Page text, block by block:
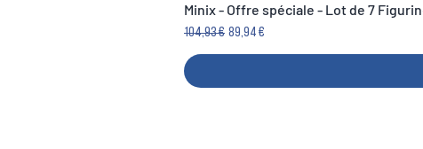
Minix - Offre spéciale - Lot de 7
Standardpreis
104,93 € Sale-Preis
89,94 €